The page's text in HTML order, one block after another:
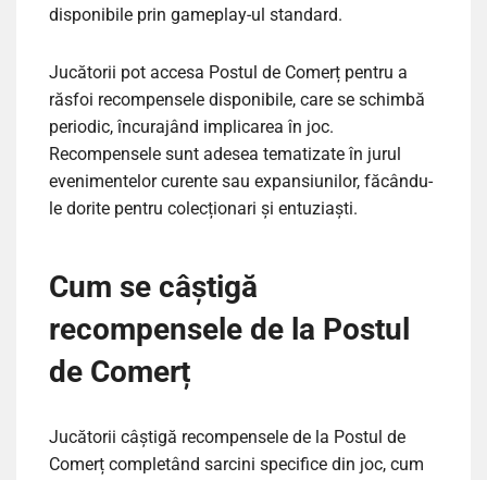
disponibile prin gameplay-ul standard.
Jucătorii pot accesa Postul de Comerț pentru a
răsfoi recompensele disponibile, care se schimbă
periodic, încurajând implicarea în joc.
Recompensele sunt adesea tematizate în jurul
evenimentelor curente sau expansiunilor, făcându-
le dorite pentru colecționari și entuziaști.
Cum se câștigă
recompensele de la Postul
de Comerț
Jucătorii câștigă recompensele de la Postul de
Comerț completând sarcini specifice din joc, cum